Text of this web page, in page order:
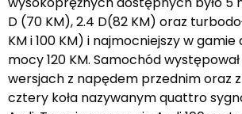
D (70 KM), 2.4 D(82 KM) oraz
KM i 100 KM) i najmocniejszy w gamie
mocy 120 KM. Samochód
wersjach z napędem przednim oraz
cztery koła nazywanym quattro